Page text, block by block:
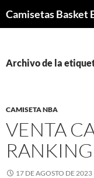
Archivo de la
CAMISETA NBA
VENTA
RANKING
17 DE AGOSTO DE 2023